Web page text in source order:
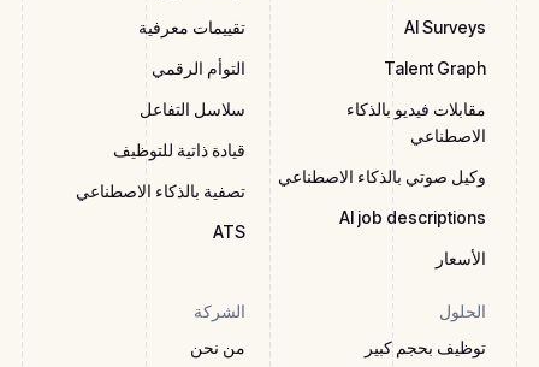
AI Surveys
Talent Graph
مقابلات فيديو بالذكاء
الاصطناعي
وكيل صوتي بالذكاء الاصطناعي
AI job descriptions
الأسعار
تقييمات معرفية
التوأم الرقمي
سلاسل التفاعل
قيادة ذاتية للتوظيف
تصفية بالذكاء الاصطناعي
ATS
الحلول
توظيف بحجم كبير
الشركة
من نحن